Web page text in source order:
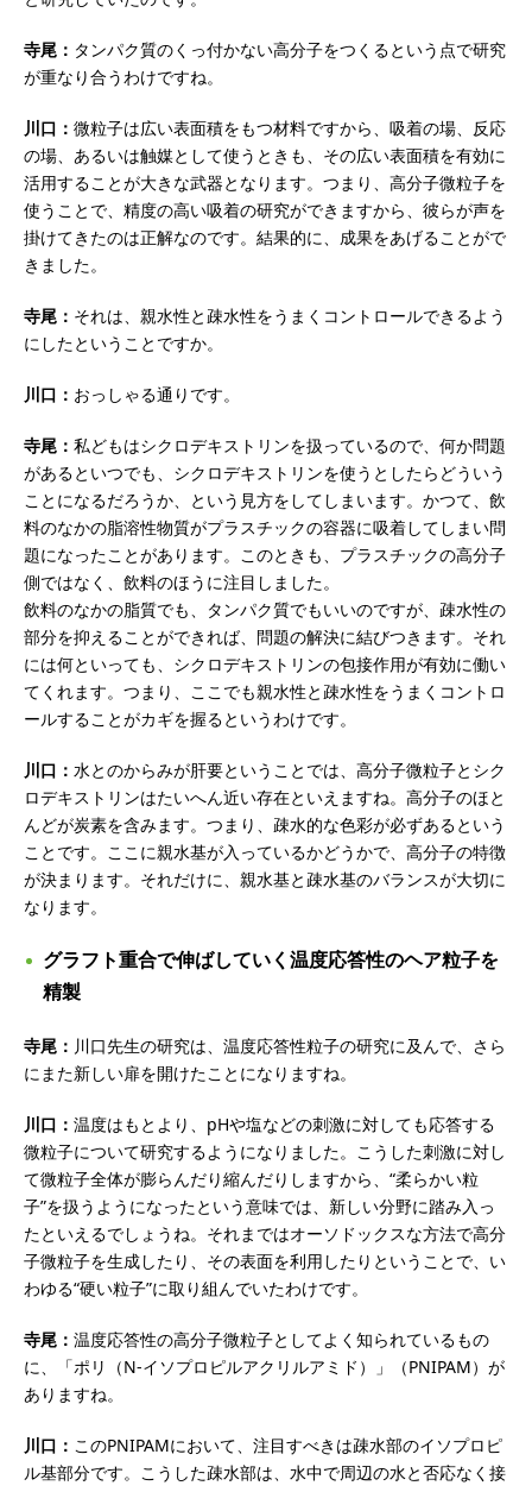
寺尾： タンパク質のくっ付かない高分子をつくるという点で研究
が重なり合うわけですね。
川口： 微粒子は広い表面積をもつ材料ですから、吸着の場、反応
の場、あるいは触媒として使うときも、その広い表面積を有効に
活用することが大きな武器となります。つまり、高分子微粒子を
使うことで、精度の高い吸着の研究ができますから、彼らが声を
掛けてきたのは正解なのです。結果的に、成果をあげることがで
きました。
寺尾： それは、親水性と疎水性をうまくコントロールできるよう
にしたということですか。
川口： おっしゃる通りです。
寺尾： 私どもはシクロデキストリンを扱っているので、何か問題
があるといつでも、シクロデキストリンを使うとしたらどういう
ことになるだろうか、という見方をしてしまいます。かつて、飲
料のなかの脂溶性物質がプラスチックの容器に吸着してしまい問
題になったことがあります。このときも、プラスチックの高分子
側ではなく、飲料のほうに注目しました。
飲料のなかの脂質でも、タンパク質でもいいのですが、疎水性の
部分を抑えることができれば、問題の解決に結びつきます。それ
には何といっても、シクロデキストリンの包接作用が有効に働い
てくれます。つまり、ここでも親水性と疎水性をうまくコントロ
ールすることがカギを握るというわけです。
川口： 水とのからみが肝要ということでは、高分子微粒子とシク
ロデキストリンはたいへん近い存在といえますね。高分子のほと
んどが炭素を含みます。つまり、疎水的な色彩が必ずあるという
ことです。ここに親水基が入っているかどうかで、高分子の特徴
が決まります。それだけに、親水基と疎水基のバランスが大切に
なります。
グラフト重合で伸ばしていく温度応答性のヘア粒子を
精製
寺尾： 川口先生の研究は、温度応答性粒子の研究に及んで、さら
にまた新しい扉を開けたことになりますね。
川口： 温度はもとより、pHや塩などの刺激に対しても応答する
微粒子について研究するようになりました。こうした刺激に対し
て微粒子全体が膨らんだり縮んだりしますから、“柔らかい粒
子”を扱うようになったという意味では、新しい分野に踏み入っ
たといえるでしょうね。それまではオーソドックスな方法で高分
子微粒子を生成したり、その表面を利用したりということで、い
わゆる“硬い粒子”に取り組んでいたわけです。
寺尾： 温度応答性の高分子微粒子としてよく知られているもの
に、「ポリ（N-イソプロピルアクリルアミド）」（PNIPAM）が
ありますね。
川口： このPNIPAMにおいて、注目すべきは疎水部のイソプロピ
ル基部分です。こうした疎水部は、水中で周辺の水と否応なく接